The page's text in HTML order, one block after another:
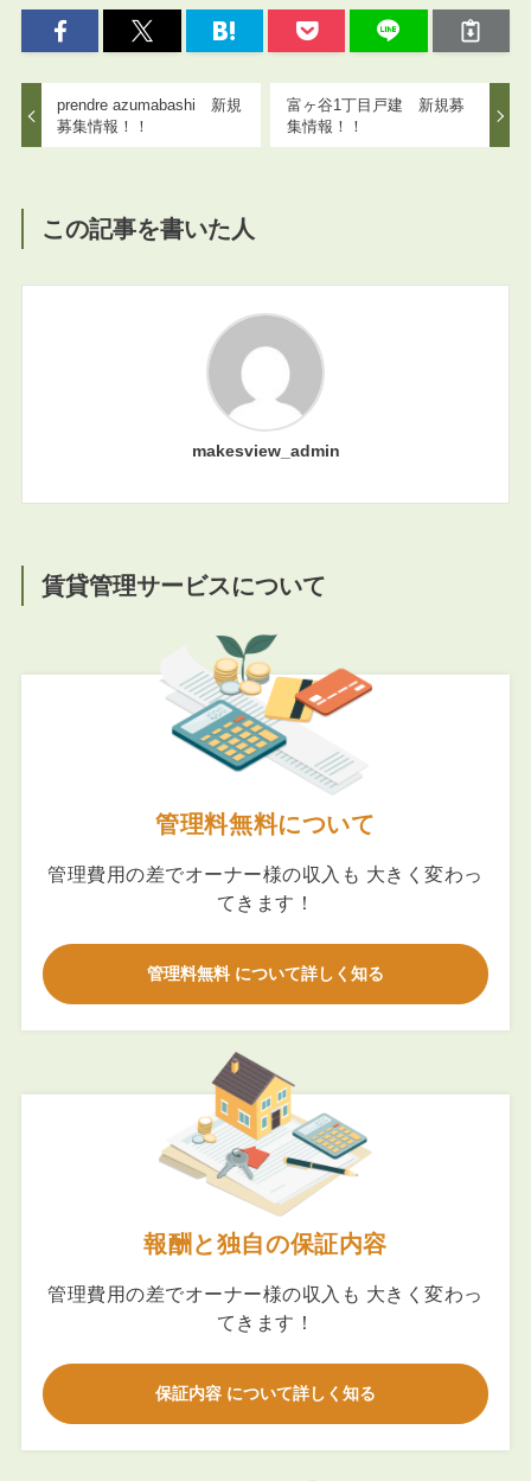
prendre azumabashi 新規
募集情報！！
富ヶ谷1丁目戸建 新規募
集情報！！
この記事を書いた人
makesview_admin
賃貸管理サービスについて
管理料無料について
管理費用の差でオーナー様の収入も 大きく変わっ
てきます！
管理料無料 について詳しく知る
報酬と独自の保証内容
管理費用の差でオーナー様の収入も 大きく変わっ
てきます！
保証内容 について詳しく知る